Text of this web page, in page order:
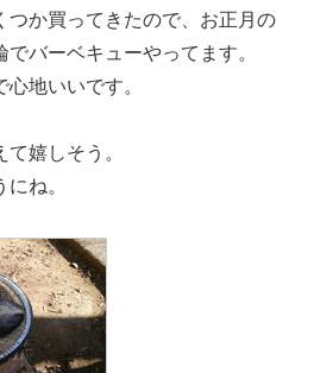
つか買ってきたので、お正月の
バーベキューやってます。
地いいです。
嬉しそう。
ね。